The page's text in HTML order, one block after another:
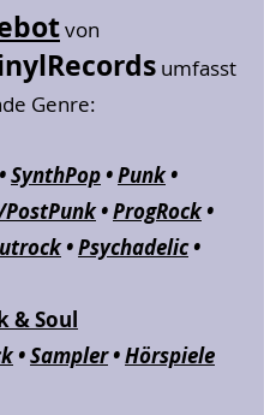
von
umfasst
Genre:
•SynthPop•Punk•
•ProgRock•
•Psychadelic•
& Soul
•Sampler•Hörspiele